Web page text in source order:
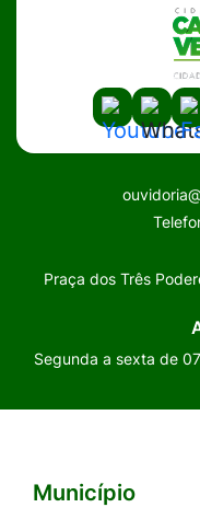
Acessar
a
Social
a
Social
a
Praça dos Três
Segunda a sexta de
Seção do
Município